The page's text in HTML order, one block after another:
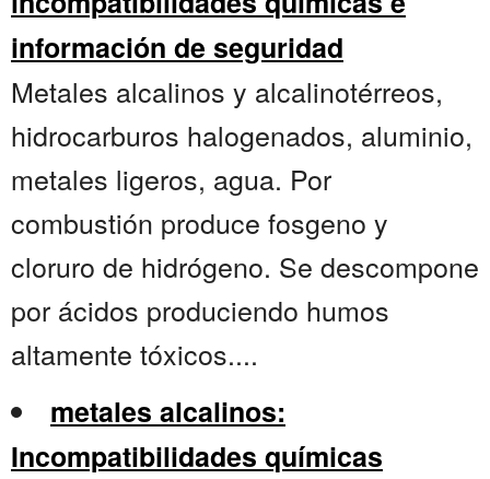
información de seguridad
Metales alcalinos y alcalinotérreos,
hidrocarburos halogenados, aluminio,
metales ligeros, agua. Por
combustión produce fosgeno y
cloruro de hidrógeno. Se descompone
por ácidos produciendo humos
altamente tóxicos....
metales alcalinos:
Incompatibilidades químicas